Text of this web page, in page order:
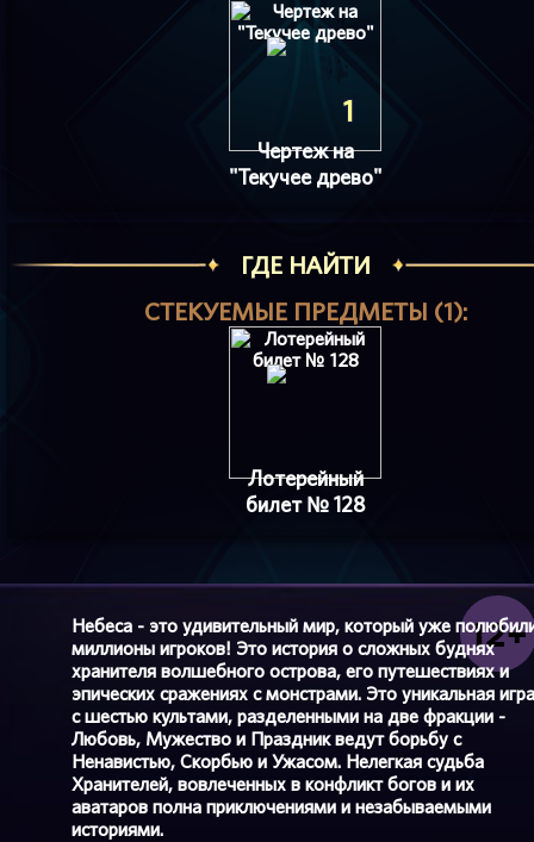
1
Чертеж на
"Текучее древо"
ГДЕ НАЙТИ
СТЕКУЕМЫЕ ПРЕДМЕТЫ (1):
Лотерейный
билет № 128
Небеса - это удивительный мир, который уже
миллионы игроков! Это история о сложных буднях
хранителя волшебного острова, его путешествиях и
эпических сражениях с монстрами. Это уникальная игра
с шестью культами, разделенными на две фракции -
Любовь, Мужество и Праздник ведут борьбу с
Ненавистью, Скорбью и Ужасом. Нелегкая судьба
Хранителей, вовлеченных в конфликт богов и их
аватаров полна приключениями и незабываемыми
историями.